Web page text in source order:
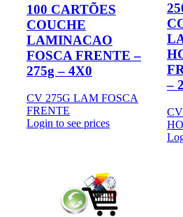
100 CARTÕES
COUCHE
LAMINACAO
FOSCA FRENTE –
275g – 4X0
CV 275G LAM FOSCA
FRENTE
Login to see prices
–